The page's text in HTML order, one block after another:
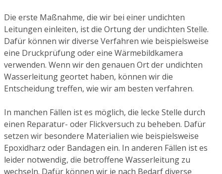
Die erste Maßnahme, die wir bei einer undichten
Leitungen einleiten, ist die Ortung der undichten Stelle.
Dafür können wir diverse Verfahren wie beispielsweise
eine Druckprüfung oder eine Wärmebildkamera
verwenden. Wenn wir den genauen Ort der undichten
Wasserleitung geortet haben, können wir die
Entscheidung treffen, wie wir am besten verfahren.
In manchen Fällen ist es möglich, die lecke Stelle durch
einen Reparatur- oder Flickversuch zu beheben. Dafür
setzen wir besondere Materialien wie beispielsweise
Epoxidharz oder Bandagen ein. In anderen Fällen ist es
leider notwendig, die betroffene Wasserleitung zu
wechseln. Dafür können wir je nach Bedarf diverse